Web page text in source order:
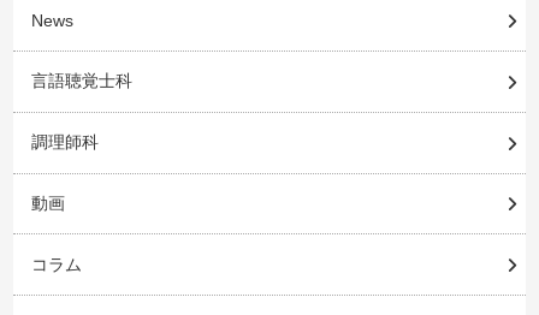
News
言語聴覚士科
調理師科
動画
コラム